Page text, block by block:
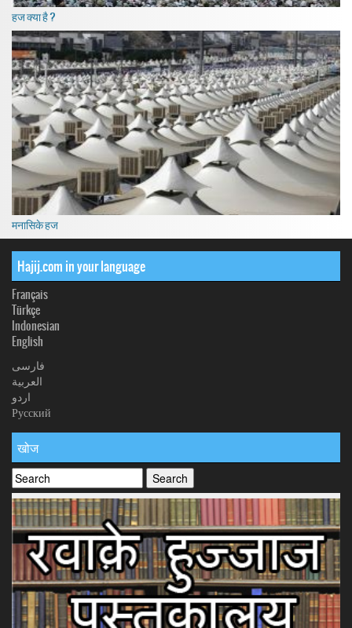
हज क्या है ?
मनासिके हज
Hajij.com in your language
Français
Türkçe
Indonesian
English
فارسی
العربیة
اردو
Русский
खोज